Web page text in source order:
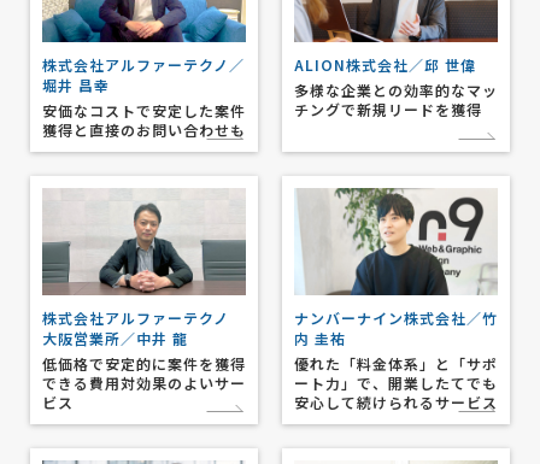
株式会社アルファーテクノ／
堀井 昌幸
安価なコストで安定した案件
獲得と直接のお問い合わせも
ALION株式会社／邱 世偉
多様な企業との効率的なマッ
チングで新規リードを獲得
株式会社アルファーテクノ
大阪営業所／中井 龍
低価格で安定的に案件を獲得
できる費用対効果のよいサー
ビス
ナンバーナイン株式会社／竹
内 圭祐
優れた「料金体系」と「サポ
ート力」で、開業したてでも
安心して続けられるサービス